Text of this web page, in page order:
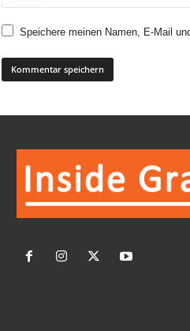
Speichere meinen Namen, E-Mail